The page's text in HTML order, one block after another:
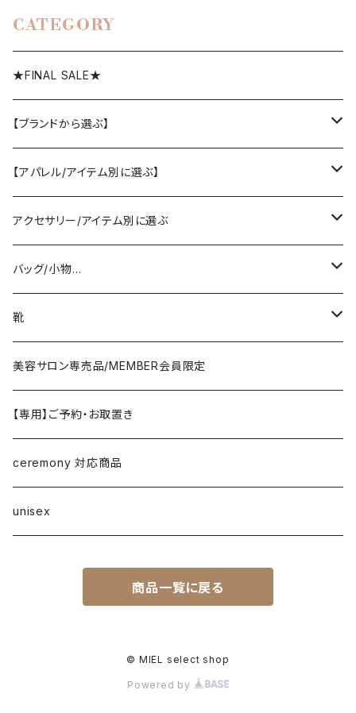
CATEGORY
★FINAL SALE★
【ブランドから選ぶ】
SELECT／ORIGINAL
PASSIONE/cafune
ヤマトドレス／dolly-sean／DONEEYU／他
lovint
RISLEY
CHIGNON／YENN／Mewl
LEMELANGE／ESPEYRAC
anana
EMUE／le chanter
【アパレル/アイテム別に選ぶ】
outer
coat/down
jacket/blouson
tops
knit/sweat/parker
T-shirt/cutsew
bottom
denim
pants
one-piece/salopette
inner/underwear
アクセサリー/アイテム別に選ぶ
pierce/earring/ear cuff
necklace/top
ring
bracelet/anklet
hair accessory
corsage/broach
バッグ/小物…
bag
stol・muffler・scarf
belt
hat・cap
arm cover
靴
sandal
sneaker
loafer／flat shoes
pumps・mule
美容サロン専売品/MEMBER会員限定
【専用】ご予約・お取置き
ceremony 対応商品
unisex
商品一覧に戻る
© MIEL select shop
Powered by